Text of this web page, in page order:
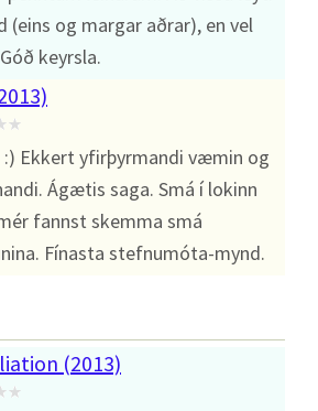
(eins og margar aðrar), en vel
keyrsla.
:) Ekkert yfirþyrmandi væmin og
Ágætis saga. Smá í lokinn
fannst skemma smá
Fínasta stefnumóta-mynd.
(2013)